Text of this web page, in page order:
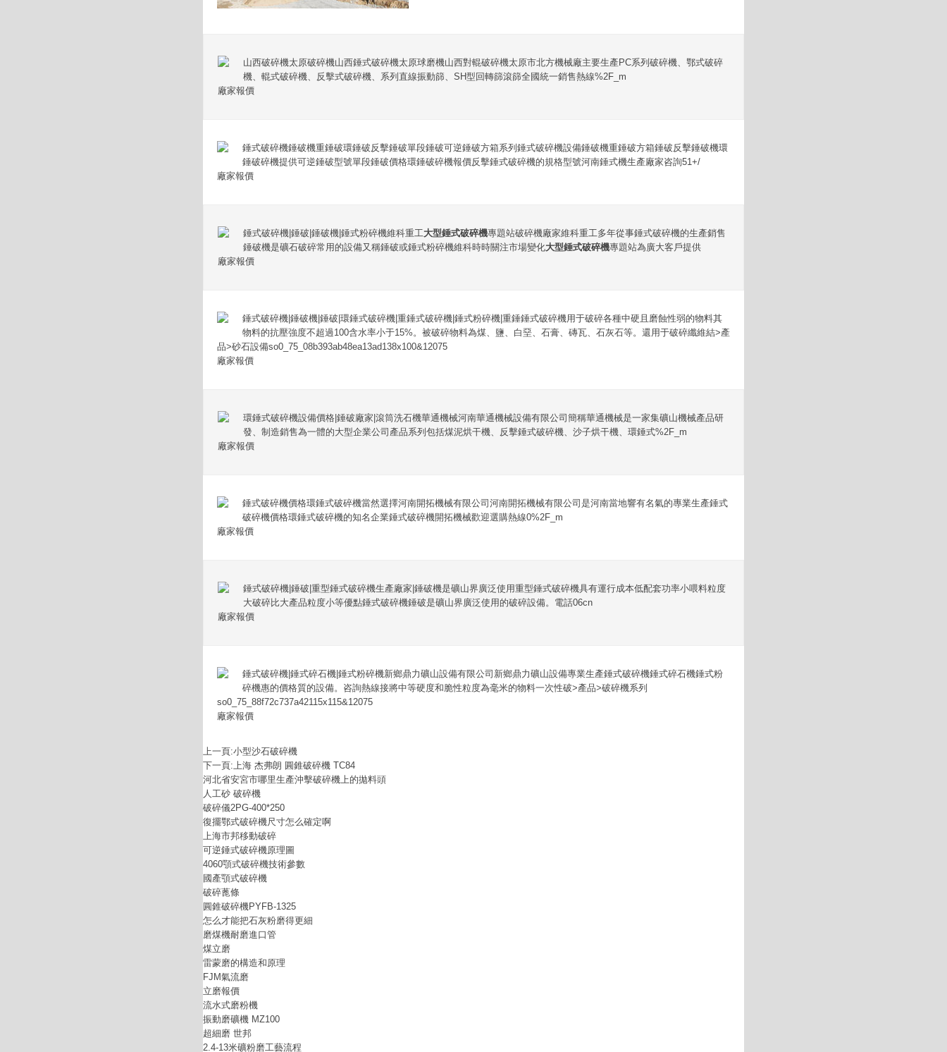
山西破碎機太原破碎機山西錘式破碎機太原球磨機山西對輥破碎機太原市北方機械廠主要生產PC系列破碎機、鄂式破碎
機、輥式破碎機、反擊式破碎機、系列直線振動篩、SH型回轉篩滾篩全國統一銷售熱線%2F_m
廠家報價
錘式破碎機錘破機重錘破環錘破反擊錘破單段錘破可逆錘破方箱系列錘式破碎機設備錘破機重錘破方箱錘破反擊錘破機環
錘破碎機提供可逆錘破型號單段錘破價格環錘破碎機報價反擊錘式破碎機的規格型號河南錘式機生產廠家咨詢51+/
廠家報價
錘式破碎機|錘破|錘破機|錘式粉碎機維科重工大型錘式破碎機專題站破碎機廠家維科重工多年從事錘式破碎機的生產銷售
錘破機是礦石破碎常用的設備又稱錘破或錘式粉碎機維科時時關注市場變化大型錘式破碎機專題站為廣大客戶提供
廠家報價
錘式破碎機|錘破機|錘破|環錘式破碎機|重錘式破碎機|錘式粉碎機|重錘錘式破碎機用于破碎各種中硬且磨蝕性弱的物料其
物料的抗壓強度不超過100含水率小于15%。被破碎物料為煤、鹽、白堊、石膏、磚瓦、石灰石等。還用于破碎纖維結>產
品>砂石設備so0_75_08b393ab48ea13ad138x100&12075
廠家報價
環錘式破碎機設備價格|錘破廠家|滾筒洗石機華通機械河南華通機械設備有限公司簡稱華通機械是一家集礦山機械產品研
發、制造銷售為一體的大型企業公司產品系列包括煤泥烘干機、反擊錘式破碎機、沙子烘干機、環錘式%2F_m
廠家報價
錘式破碎機價格環錘式破碎機當然選擇河南開拓機械有限公司河南開拓機械有限公司是河南當地響有名氣的專業生產錘式
破碎機價格環錘式破碎機的知名企業錘式破碎機開拓機械歡迎選購熱線0%2F_m
廠家報價
錘式破碎機|錘破|重型錘式破碎機生產廠家|錘破機是礦山界廣泛使用重型錘式破碎機具有運行成本低配套功率小喂料粒度
大破碎比大產品粒度小等優點錘式破碎機錘破是礦山界廣泛使用的破碎設備。電話06cn
廠家報價
錘式破碎機|錘式碎石機|錘式粉碎機新鄉鼎力礦山設備有限公司新鄉鼎力礦山設備專業生產錘式破碎機錘式碎石機錘式粉
碎機惠的價格質的設備。咨詢熱線接將中等硬度和脆性粒度為毫米的物料一次性破>產品>破碎機系列
so0_75_88f72c737a42115x115&12075
廠家報價
上一頁:小型沙石破碎機
下一頁:上海 杰弗朗 圓錐破碎機 TC84
河北省安宮市哪里生產沖擊破碎機上的拋料頭
人工砂 破碎機
破碎儀2PG-400*250
復擺鄂式破碎機尺寸怎么確定啊
上海市邦移動破碎
可逆錘式破碎機原理圖
4060顎式破碎機技術參數
國產顎式破碎機
破碎蓖條
圓錐破碎機PYFB-1325
怎么才能把石灰粉磨得更細
磨煤機耐磨進口管
煤立磨
雷蒙磨的構造和原理
FJM氣流磨
立磨報價
流水式磨粉機
振動磨礦機 MZ100
超細磨 世邦
2.4-13米礦粉磨工藝流程